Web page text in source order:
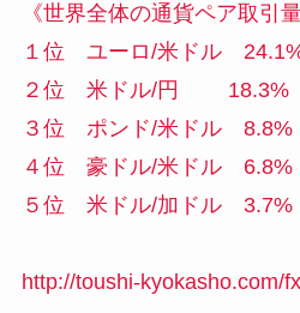
《世界全体の通貨ペア取引
１位 ユーロ/米ドル
２位 米ドル/円 18.3%
３位 ポンド/米ドル 8.8%
４位 豪ドル/米ドル 6.8%
５位 米ドル/加ドル 3.7%
http://toushi-kyokasho.com/